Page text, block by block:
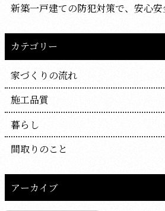
新築一戸建ての防犯対策で、安心
カテゴリー
家づくりの流れ
施工品質
暮らし
間取りのこと
アーカイブ